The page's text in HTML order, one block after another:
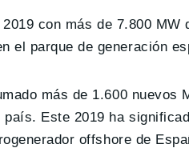
con más de 7.800 MW
el parque de generación
más de 1.600 nuevos
Este 2019 ha
offshore de